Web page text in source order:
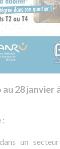
au 28 janvier
:
un